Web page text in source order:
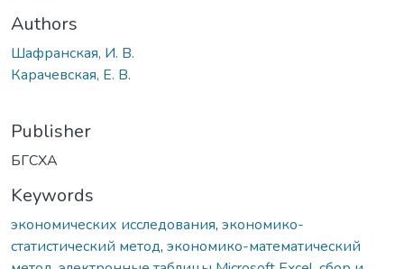
Authors
Шафранская, И. В.
Карачевская, Е. В.
Publisher
БГСХА
Keywords
экономических исследования, экономико-
статистический метод, экономико-математический